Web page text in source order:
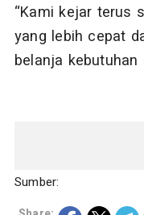
“Kami kejar terus
yang lebih cepat
belanja
Sumber: